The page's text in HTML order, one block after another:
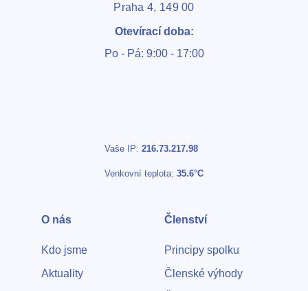
Vaše IP: 216.73.217.98
Venkovní teplota: 35.6°C
Praha 4, 149 00
Otevírací doba:
Po - Pá: 9:00 - 17:00
O nás
Kdo jsme
Aktuality
Členství
Principy spolku
Členské výhody